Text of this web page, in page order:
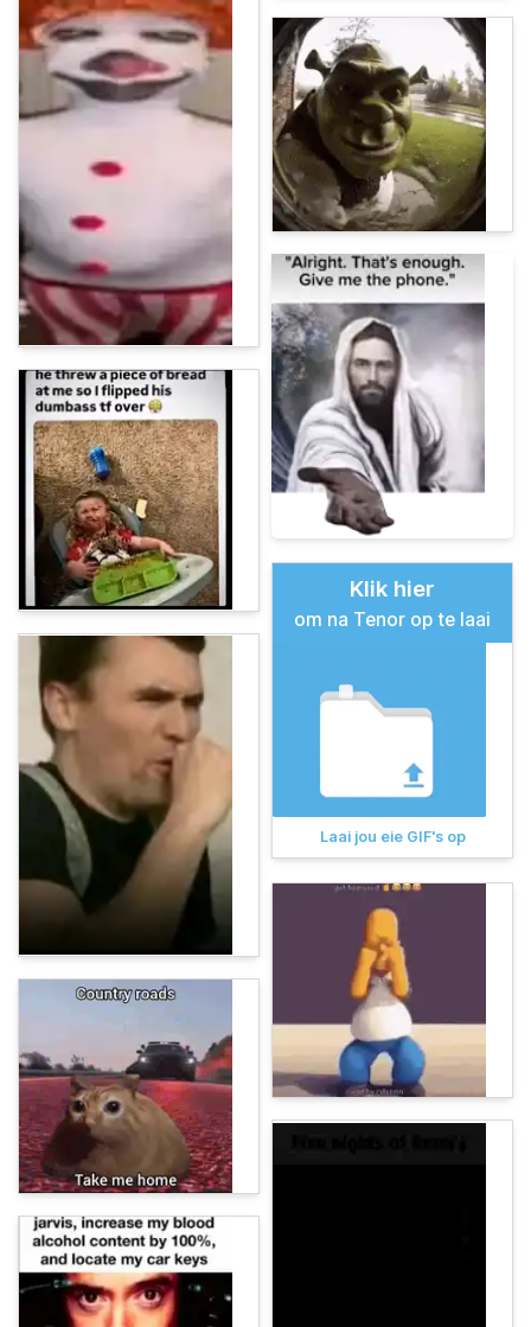
Klik hier
om na Tenor op te laai
Laai jou eie GIF's op